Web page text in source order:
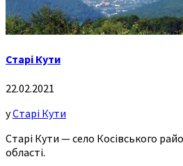
Старі Кути
22.02.2021
уСтарі Кути
Старі Кути — село Косівського
області.